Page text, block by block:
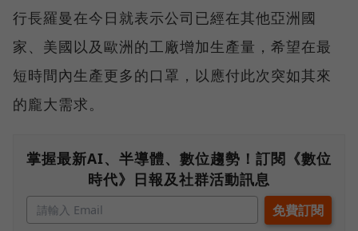
行長羅曼在今日就表示公司已經在其他亞洲國
家、美國以及歐洲的工廠增加生產量，希望在最
短時間內生產更多的口罩，以應付此次突如其來
的龐大需求。
掌握最新AI、半導體、數位趨勢！訂閱《數位
時代》日報及社群活動訊息